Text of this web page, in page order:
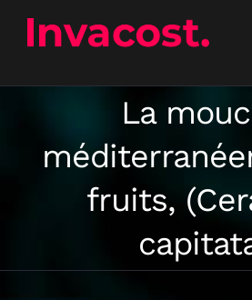
contenu
La
fruits,